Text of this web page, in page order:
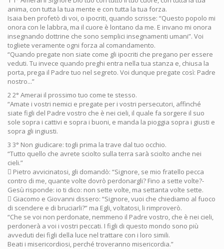
anima, con tutta la tua mente e con tutta la tua forza.
Isaia ben profetò di voi, o ipocriti, quando scrisse: “Questo popolo mi
onora con le labbra, ma il cuore è lontano da me. E invano mi onora
insegnando dottrine che sono semplici insegnamenti umani”. Voi
togliete veramente ogni forza al comandamento.
“Quando pregate non siate come gli ipocriti che pregano per essere
veduti. Tu invece quando preghi entra nella tua stanza e, chiusa la
porta, prega il Padre tuo nel segreto. Voi dunque pregate così: Padre
nostro...”
2 2° Amerai il prossimo tuo come te stesso.
“Amate i vostri nemici e pregate per i vostri persecutori, affinché
siate figli del Padre vostro che è nei cieli, il quale fa sorgere il suo
sole sopra i cattivi e sopra i buoni, e manda la pioggia sopra i giusti e
sopra gli ingiusti.
3 3° Non giudicare: togli prima la trave dal tuo occhio.
“Tutto quello che avrete sciolto sulla terra sarà sciolto anche nei
cieli.”
 Pietro avvicinatosi, gli domandò: “Signore, se mio fratello pecca
contro di me, quante volte dovrò perdonargli? Fino a sette volte?-
Gesù risponde: io ti dico: non sette volte, ma settanta volte sette.
 Giacomo e Giovanni dissero: “Signore, vuoi che chiediamo al fuoco
di scendere e di bruciarli?” ma Egli, voltatosi, li rimproverò.
“Che se voi non perdonate, nemmeno il Padre vostro, che è nei cieli,
perdonerà a voi i vostri peccati. I figli di questo mondo sono più
avveduti dei figli della luce nel trattare con i loro simili.
Beati i misericordiosi, perché troveranno misericordia.”